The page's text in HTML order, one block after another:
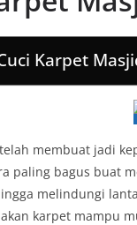
Karpet
membuat jadi
paling bagus buat
melindungi
karpet mampu